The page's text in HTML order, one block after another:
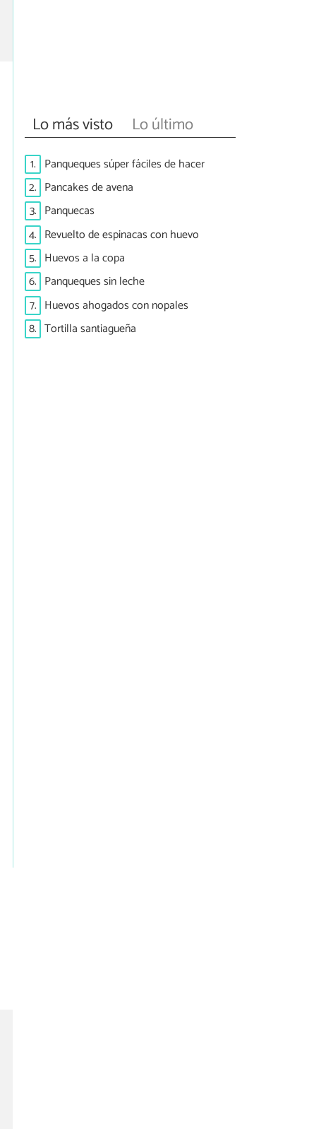
Lo más visto Lo último
1. Panqueques súper fáciles de hacer
2. Pancakes de avena
3. Panquecas
4. Revuelto de espinacas con huevo
5. Huevos a la copa
6. Panqueques sin leche
7. Huevos ahogados con nopales
8. Tortilla santiagueña